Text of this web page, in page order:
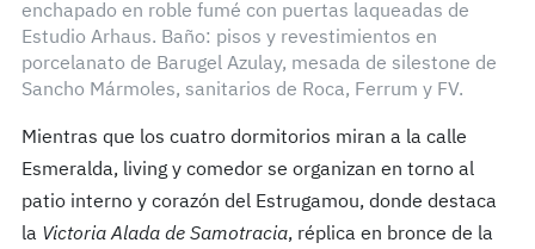
enchapado en roble fumé con puertas laqueadas de
Estudio Arhaus. Baño: pisos y revestimientos en
porcelanato de Barugel Azulay, mesada de silestone de
Sancho Mármoles, sanitarios de Roca, Ferrum y FV.
Mientras que los cuatro dormitorios miran a la calle
Esmeralda, living y comedor se organizan en torno al
patio interno y corazón del Estrugamou, donde destaca
la Victoria Alada de Samotracia, réplica en bronce de la